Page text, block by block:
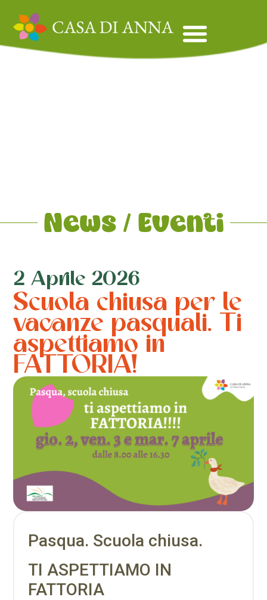
News / Eventi
2 Aprile 2026
Scuola chiusa per le
vacanze pasquali. Ti
aspettiamo in
FATTORIA!
Pasqua. Scuola chiusa.
TI ASPETTIAMO IN
FATTORIA